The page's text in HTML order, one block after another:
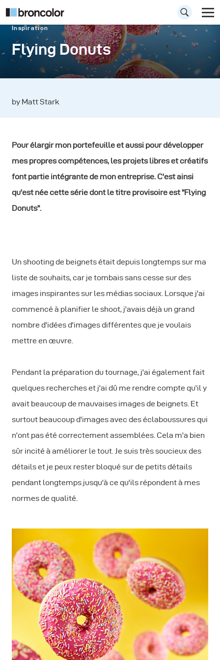
Inspiration
Flying Donuts
by Matt Stark
Pour élargir mon portefeuille et aussi pour développer
mes propres compétences, les projets libres et créatifs
font partie intégrante de mon entreprise. C'est ainsi
qu'est née cette série dont le titre provisoire est "Flying
Donuts".
Un shooting de beignets était depuis longtemps sur ma
liste de souhaits, car je tombais sans cesse sur des
images inspirantes sur les médias sociaux. Lorsque j'ai
commencé à planifier le shoot, j'avais déjà un grand
nombre d'idées d'images différentes que je voulais
mettre en œuvre.
Pendant la préparation du tournage, j'ai également fait
quelques recherches et j'ai dû me rendre compte qu'il y
avait beaucoup de mauvaises images de beignets. Et
surtout beaucoup d'images avec des éclaboussures qui
n'ont pas été correctement assemblées. Cela m'a bien
sûr incité à améliorer le tout. Je suis très soucieux des
détails et je peux rester bloqué sur de petits détails
pendant longtemps jusqu'à ce qu'ils répondent à mes
normes de qualité.